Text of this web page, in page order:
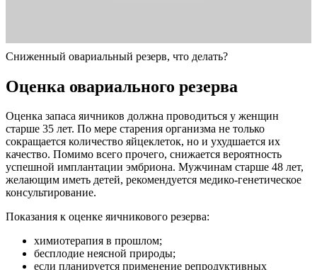
Сниженный овариальный резерв, что делать?
Оценка овариального резерва
Оценка запаса яичников должна проводиться у женщин
старше 35 лет. По мере старения организма не только
сокращается количество яйцеклеток, но и ухудшается их
качество. Помимо всего прочего, снижается вероятность
успешной имплантации эмбриона. Мужчинам старше 48 лет,
желающим иметь детей, рекомендуется медико-генетическое
консультирование.
Показания к оценке яичникового резерва:
химиотерапия в прошлом;
бесплодие неясной природы;
если планируется применение репродуктивных